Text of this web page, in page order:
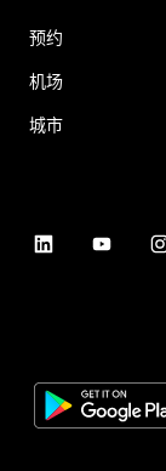
预约
机场
城市